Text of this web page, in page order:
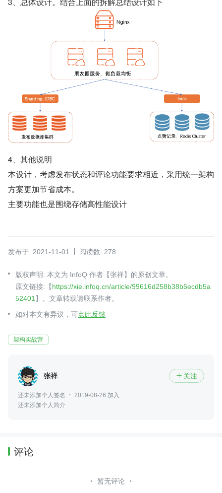
4、其他说明
本设计，考虑发布状态和评论功能要求相近，采用统一架构
方案更加节省成本。
主要功能也是围绕存储高性能设计
发布于: 2021-11-01 阅读数: 278
版权声明: 本文为 InfoQ 作者【张祥】的原创文章。
原文链接:【https://xie.infoq.cn/article/99616d258b38b5ecdb5a
52401 】。文章转载请联系作者。
如对本文有异议，可点此反馈
架构实战营
张祥  关注
还未添加个人签名
2019-08-26 加入
还未添加个人简介
评论
暂无评论